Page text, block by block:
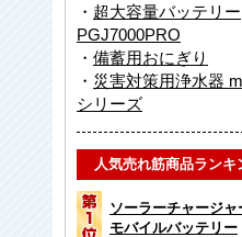
・ 超大容量バッテリー
PGJ7000PRO
・ 備蓄用おにぎり
・ 災害対策用浄水器
シリーズ
人気売れ筋商品ランキ
ソーラーチャージャ
モバイルバッテリー